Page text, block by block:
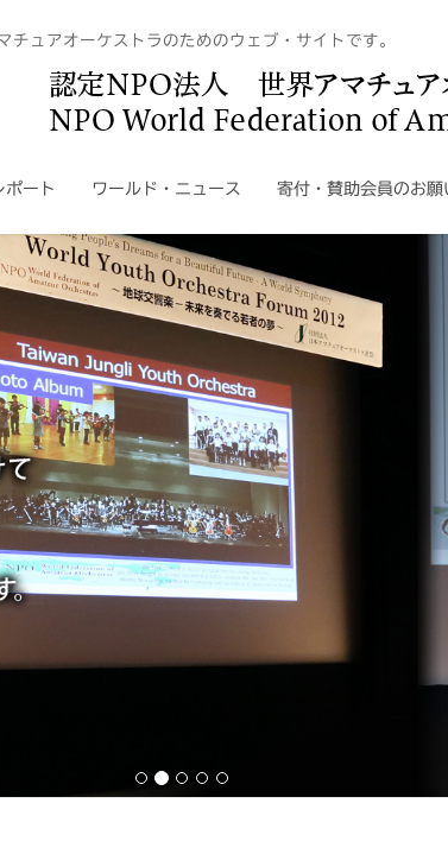
アオーケストラのためのウェブ・サイトです。
ート ワールド・ニュース 寄付・賛助会員のお願